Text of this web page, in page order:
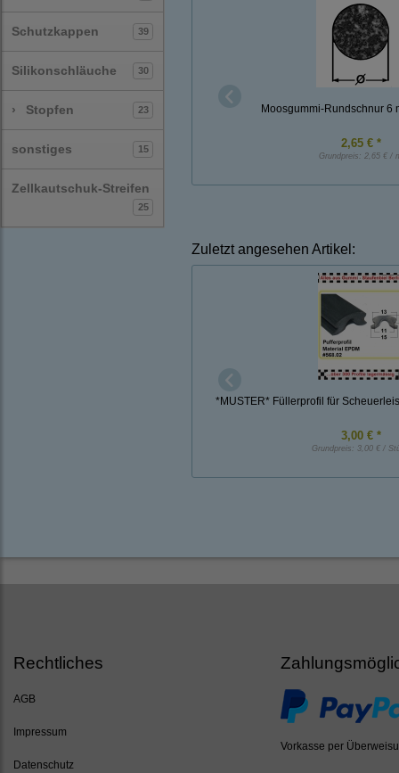
Schutzkappen 39
Silikonschläuche 30
› Stopfen 23
sonstiges 15
Zellkautschuk-Streifen
25
Moosgummi-Rundschnur 6
2,65 € *
Grundpreis: 2,65 € /
Zuletzt angesehen Artikel:
*MUSTER* Füllerprofil für
3,00 € *
Grundpreis: 3,00 € /
Rechtliches
AGB
Impressum
Datenschutz
Vorkasse per